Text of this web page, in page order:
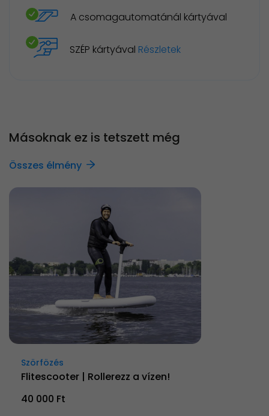
A csomagautomatánál kártyával
SZÉP kártyával Részletek
Másoknak ez is tetszett még
Összes élmény
Szörfözés
Flitescooter | Rollerezz a vízen!
40 000 Ft